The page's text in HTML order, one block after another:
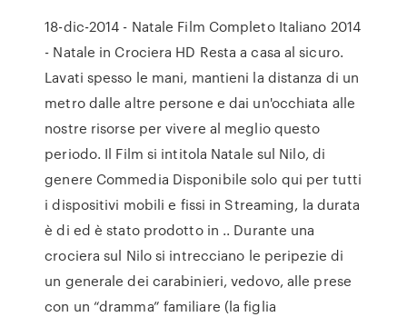
18-dic-2014 - Natale Film Completo Italiano 2014
- Natale in Crociera HD Resta a casa al sicuro.
Lavati spesso le mani, mantieni la distanza di un
metro dalle altre persone e dai un'occhiata alle
nostre risorse per vivere al meglio questo
periodo. Il Film si intitola Natale sul Nilo, di
genere Commedia Disponibile solo qui per tutti
i dispositivi mobili e fissi in Streaming, la durata
è di ed è stato prodotto in .. Durante una
crociera sul Nilo si intrecciano le peripezie di
un generale dei carabinieri, vedovo, alle prese
con un “dramma” familiare (la figlia